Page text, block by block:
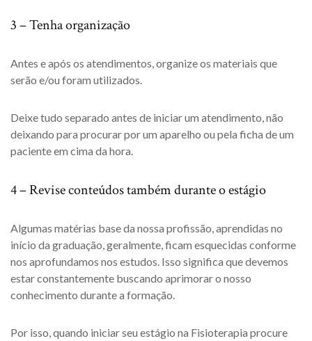
3 – Tenha organização
Antes e após os atendimentos, organize os materiais que
serão e/ou foram utilizados.
Deixe tudo separado antes de iniciar um atendimento, não
deixando para procurar por um aparelho ou pela ficha de um
paciente em cima da hora.
4 – Revise conteúdos também durante o estágio
Algumas matérias base da nossa profissão, aprendidas no
início da graduação, geralmente, ficam esquecidas conforme
nos aprofundamos nos estudos. Isso significa que devemos
estar constantemente buscando aprimorar o nosso
conhecimento durante a formação.
Por isso, quando iniciar seu estágio na Fisioterapia procure